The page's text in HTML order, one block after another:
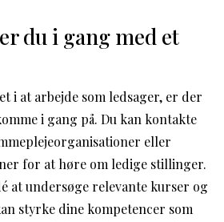
du i gang med et
i at arbejde som ledsager, er der
i gang på. Du kan kontakte
eller
for at høre om ledige stillinger.
at undersøge relevante kurser og
styrke dine kompetencer som